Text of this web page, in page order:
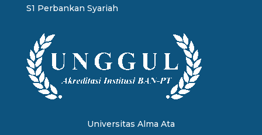
S1 Perbankan Syariah
Universitas Alma Ata